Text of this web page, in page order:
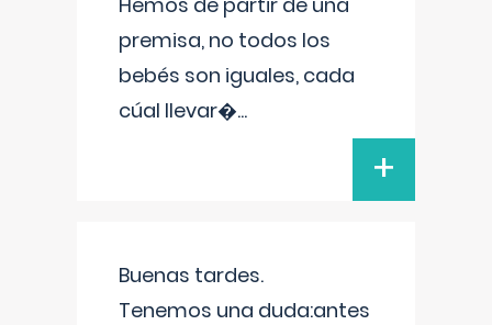
premisa, no todos los
bebés son iguales, cada
cúal llevar�...
+
Buenas tardes.
Tenemos una duda:antes